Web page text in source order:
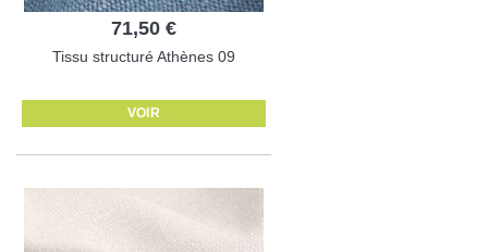
71,50 €
Tissu structuré Athènes 09
VOIR